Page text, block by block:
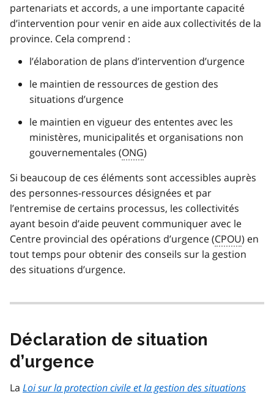
partenariats et accords, a une importante capacité
d’intervention pour venir en aide aux collectivités de la
province. Cela comprend :
l’élaboration de plans d’intervention d’urgence
le maintien de ressources de gestion des
situations d’urgence
le maintien en vigueur des ententes avec les
ministères, municipalités et organisations non
gouvernementales (ONG)
Si beaucoup de ces éléments sont accessibles auprès
des personnes-ressources désignées et par
l’entremise de certains processus, les collectivités
ayant besoin d’aide peuvent communiquer avec le
Centre provincial des opérations d’urgence (CPOU) en
tout temps pour obtenir des conseils sur la gestion
des situations d’urgence.
Déclaration de situation
d’urgence
La Loi sur la protection civile et la gestion des situations